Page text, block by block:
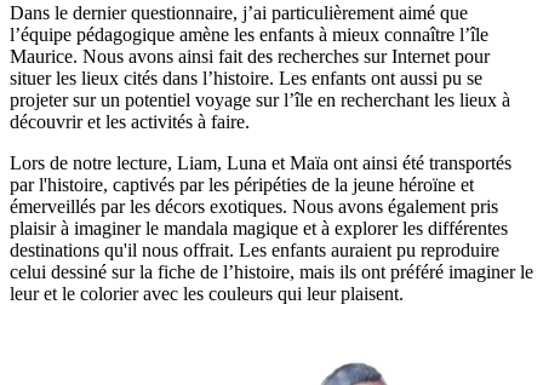
Dans le dernier questionnaire, j’ai particulièrement aimé que
l’équipe pédagogique amène les enfants à mieux connaître l’île
Maurice. Nous avons ainsi fait des recherches sur Internet pour
situer les lieux cités dans l’histoire. Les enfants ont aussi pu se
projeter sur un potentiel voyage sur l’île en recherchant les lieux à
découvrir et les activités à faire.
Lors de notre lecture, Liam, Luna et Maïa ont ainsi été transportés
par l'histoire, captivés par les péripéties de la jeune héroïne et
émerveillés par les décors exotiques. Nous avons également pris
plaisir à imaginer le mandala magique et à explorer les différentes
destinations qu'il nous offrait. Les enfants auraient pu reproduire
celui dessiné sur la fiche de l’histoire, mais ils ont préféré imaginer le
leur et le colorier avec les couleurs qui leur plaisent.